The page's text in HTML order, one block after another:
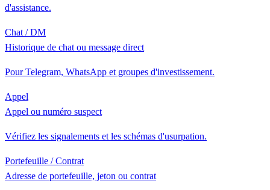
d'assistance.
Chat / DM
Historique de chat ou message direct
Pour Telegram, WhatsApp et groupes d'investissement.
Appel
Appel ou numéro suspect
Vérifiez les signalements et les schémas d'usurpation.
Portefeuille / Contrat
Adresse de portefeuille, jeton ou contrat